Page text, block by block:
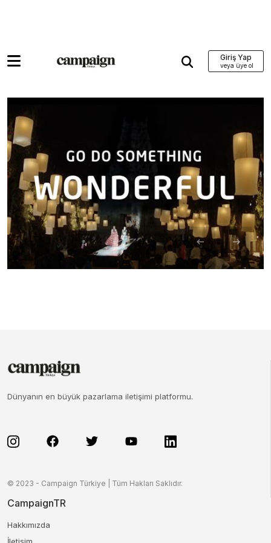
Giriş Yap
Dünyanın en büyük pazarlama iletişimi platformu.
© 2023 - Campaign Türkiye | Tüm Hakları Saklıdır.
CampaignTR
Hakkımızda
İletişim